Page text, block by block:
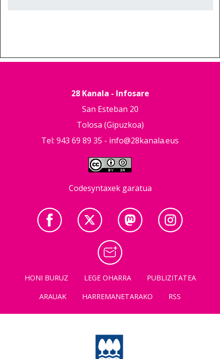
28 Kanala - Infosare
San Esteban 20
Tolosa (Gipuzkoa)
Tel: 943 69 89 35 - info@28kanala.eus
Codesyntaxek garatua
HONI BURUZ LEGE OHARRA
PUBLIZITATEA
ARAUAK
HARREMANETARAKO RSS